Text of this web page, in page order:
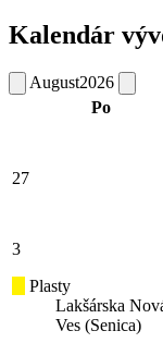
Kalendár
August2026
Po
27
3
Plasty
Lakšárska
Ves (Senica)